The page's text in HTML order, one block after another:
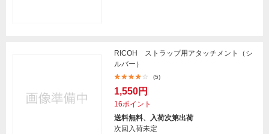
RICOH ストラップ用アタッチメント（シ
ルバー）
(5)
1,550円
16ポイント
送料無料、入荷次第出荷
次回入荷未定